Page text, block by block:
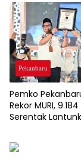
Wajib Belajar 13
Pekanbaru
Pemko
Rekor MURI, 9.184
Serentak